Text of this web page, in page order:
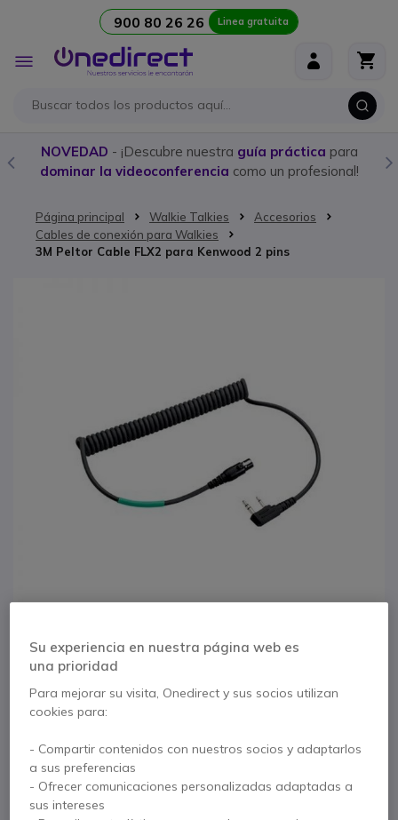
900 80 26 26 Linea gratuita
Toggle
Nav
NOVEDAD - ¡Descubre nuestra guía práctica para
dominar la videoconferencia como un profesional!
Página principal Walkie Talkies
Accesorios
Cables de conexión para Walkies
3M Peltor Cable FLX2 para Kenwood 2 pins
3M Peltor Cable FLX2
para Kenwood 2 pins
Ref. del producto: PELFLX236 // Ref. fabricante: FLX2-36
Cable FLX2 Peltor con cable trenzado para los
walkie-talkies de Kenwood, Midland y Baofeng
Saltar al comienzo de la galería de imágenes
Su experiencia en nuestra página web es
una prioridad
Para mejorar su visita, Onedirect y sus socios utilizan
cookies para:
- Compartir contenidos con nuestros socios y adaptarlos
a sus preferencias
- Ofrecer comunicaciones personalizadas adaptadas a
sus intereses